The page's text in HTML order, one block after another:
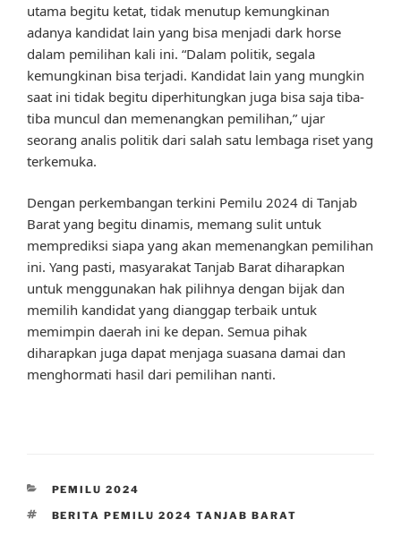
utama begitu ketat, tidak menutup kemungkinan
adanya kandidat lain yang bisa menjadi dark horse
dalam pemilihan kali ini. “Dalam politik, segala
kemungkinan bisa terjadi. Kandidat lain yang mungkin
saat ini tidak begitu diperhitungkan juga bisa saja tiba-
tiba muncul dan memenangkan pemilihan,” ujar
seorang analis politik dari salah satu lembaga riset yang
terkemuka.
Dengan perkembangan terkini Pemilu 2024 di Tanjab
Barat yang begitu dinamis, memang sulit untuk
memprediksi siapa yang akan memenangkan pemilihan
ini. Yang pasti, masyarakat Tanjab Barat diharapkan
untuk menggunakan hak pilihnya dengan bijak dan
memilih kandidat yang dianggap terbaik untuk
memimpin daerah ini ke depan. Semua pihak
diharapkan juga dapat menjaga suasana damai dan
menghormati hasil dari pemilihan nanti.
CATEGORIES
PEMILU 2024
TAGS
BERITA PEMILU 2024 TANJAB BARAT